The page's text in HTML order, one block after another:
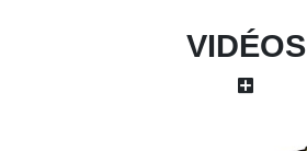
VIDÉOS